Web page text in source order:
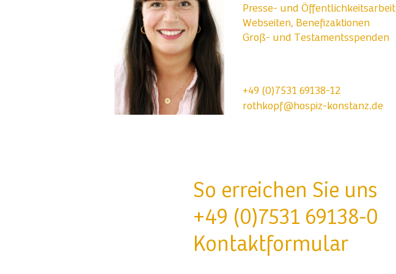
Presse- und Öffentlichkeitsarbeit
Webseiten, Benefizaktionen
Groß- und Testamentsspenden
+49 (0)7531 69138-12
rothkopf@hospiz-konstanz.de
So erreichen Sie uns
+49 (0)7531 69138-0
Kontaktformular